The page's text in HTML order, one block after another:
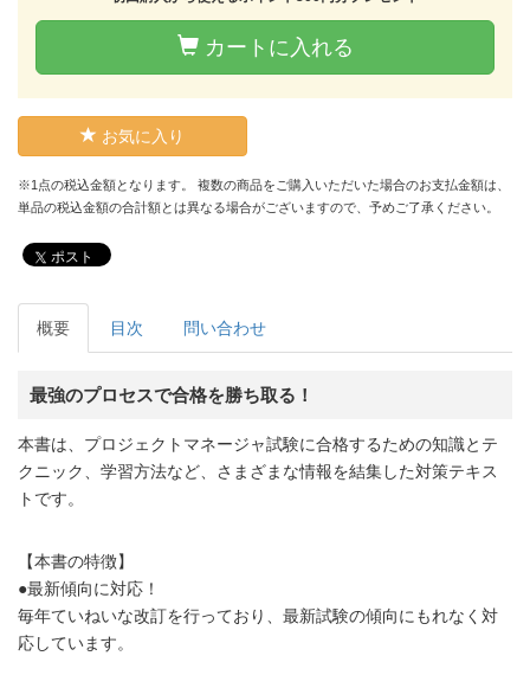
カートに入れる
お気に入り
※1点の税込金額となります。 複数の商品をご購入いただいた場合のお支払金額は、
単品の税込金額の合計額とは異なる場合がございますので、予めご了承ください。
ポスト
概要 目次 問い合わせ
最強のプロセスで合格を勝ち取る！
本書は、プロジェクトマネージャ試験に合格するための知識とテ
クニック、学習方法など、さまざまな情報を結集した対策テキス
トです。
【本書の特徴】
●最新傾向に対応！
毎年ていねいな改訂を行っており、最新試験の傾向にもれなく対
応しています。